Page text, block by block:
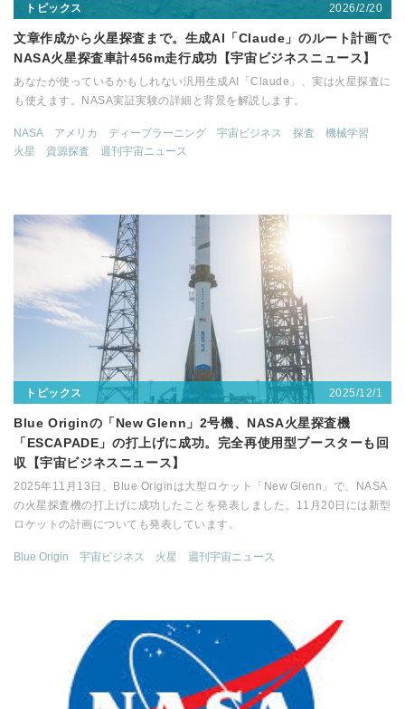
トピックス 2026/2/20
文章作成から火星探査まで。生成AI「Claude」のルート計画で
NASA火星探査車計456m走行成功【宇宙ビジネスニュース】
あなたが使っているかもしれない汎用生成AI「Claude」、実は火星探査に
も使えます。NASA実証実験の詳細と背景を解説します。
NASA アメリカ ディープラーニング 宇宙ビジネス 探査
機械学習
火星
資源探査 週刊宇宙ニュース
トピックス 2025/12/1
Blue Originの「New Glenn」2号機、NASA火星探査機
「ESCAPADE」の打上げに成功。完全再使用型ブースターも回
収【宇宙ビジネスニュース】
2025年11月13日、Blue Originは大型ロケット「New Glenn」で、NASA
の火星探査機の打上げに成功したことを発表しました。11月20日には新型
ロケットの計画についても発表しています。
Blue Origin 宇宙ビジネス 火星 週刊宇宙ニュース